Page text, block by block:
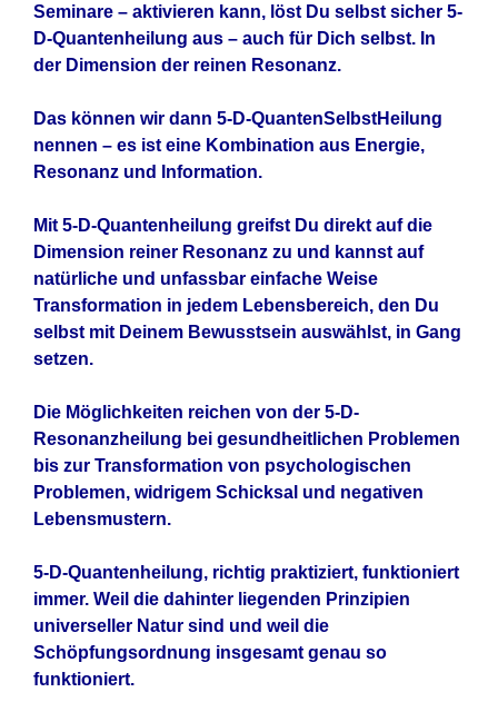
Seminare – aktivieren kann, löst Du selbst sicher 5-
D-Quantenheilung aus – auch für Dich selbst. In
der Dimension der reinen Resonanz.
Das können wir dann 5-D-QuantenSelbstHeilung
nennen – es ist eine Kombination aus Energie,
Resonanz und Information.
Mit 5-D-Quantenheilung greifst Du direkt auf die
Dimension reiner Resonanz zu und kannst auf
natürliche und unfassbar einfache Weise
Transformation in jedem Lebensbereich, den Du
selbst mit Deinem Bewusstsein auswählst, in Gang
setzen.
Die Möglichkeiten reichen von der 5-D-
Resonanzheilung bei gesundheitlichen Problemen
bis zur Transformation von psychologischen
Problemen, widrigem Schicksal und negativen
Lebensmustern.
5-D-Quantenheilung, richtig praktiziert, funktioniert
immer. Weil die dahinter liegenden Prinzipien
universeller Natur sind und weil die
Schöpfungsordnung insgesamt genau so
funktioniert.